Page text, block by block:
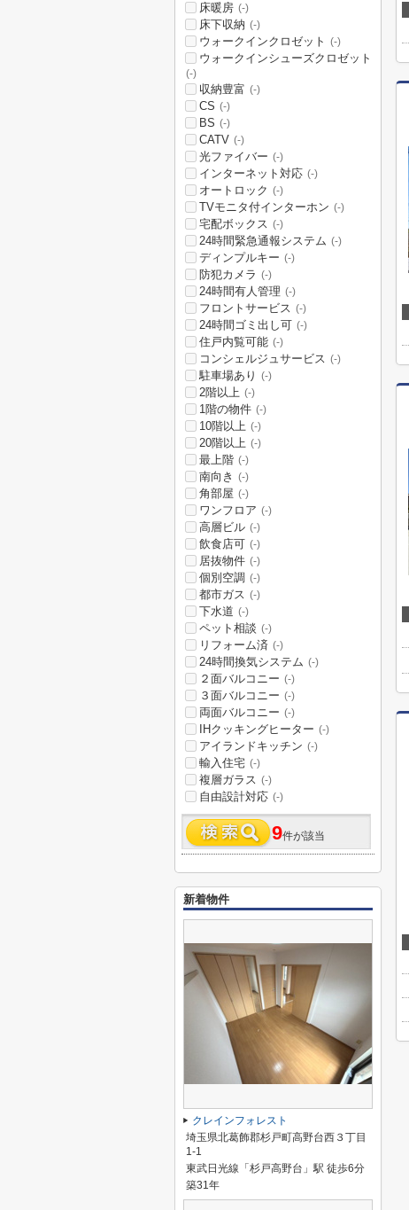
床暖房 (-)
床下収納 (-)
ウォークインクロゼット (-)
ウォークインシューズクロゼット
(-)
収納豊富 (-)
CS (-)
BS (-)
CATV (-)
光ファイバー (-)
インターネット対応 (-)
オートロック (-)
TVモニタ付インターホン (-)
宅配ボックス (-)
24時間緊急通報システム (-)
ディンプルキー (-)
防犯カメラ (-)
24時間有人管理 (-)
フロントサービス (-)
24時間ゴミ出し可 (-)
住戸内覧可能 (-)
コンシェルジュサービス (-)
駐車場あり (-)
2階以上 (-)
1階の物件 (-)
10階以上 (-)
20階以上 (-)
最上階 (-)
南向き (-)
角部屋 (-)
ワンフロア (-)
高層ビル (-)
飲食店可 (-)
居抜物件 (-)
個別空調 (-)
都市ガス (-)
下水道 (-)
ペット相談 (-)
リフォーム済 (-)
24時間換気システム (-)
２面バルコニー (-)
３面バルコニー (-)
両面バルコニー (-)
IHクッキングヒーター (-)
アイランドキッチン (-)
輸入住宅 (-)
複層ガラス (-)
自由設計対応 (-)
9件が該当
新着物件
クレインフォレスト
埼玉県北葛飾郡杉戸町高野台西３丁目
1-1
東武日光線「杉戸高野台」駅 徒歩6分
築31年